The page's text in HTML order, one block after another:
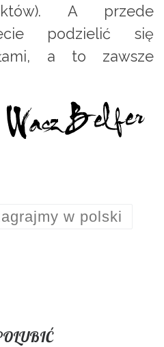
A przede
podzielić się
a to zawsze
w polski